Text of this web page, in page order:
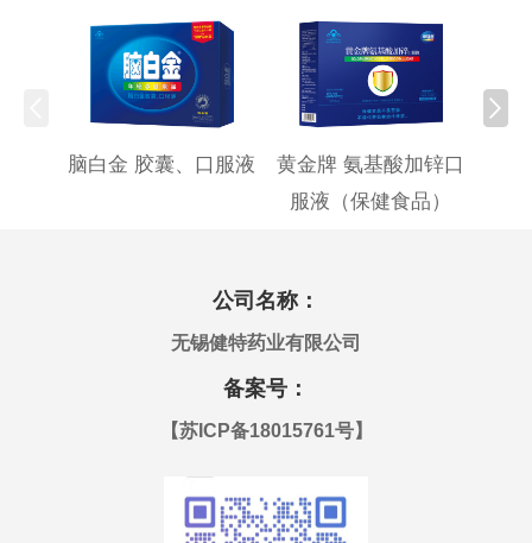
脑白金 胶囊、口服液
黄金牌 氨基酸加锌口
服液（保健食品）
公司名称：
无锡健特药业有限公司
备案号：
【苏ICP备18015761号】